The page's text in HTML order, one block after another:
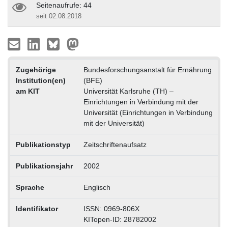
Seitenaufrufe: 44
seit 02.08.2018
Zugehörige
Institution(en)
am KIT
Bundesforschungsanstalt für Ernährung
(BFE)
Universität Karlsruhe (TH) –
Einrichtungen in Verbindung mit der
Universität (Einrichtungen in Verbindung
mit der Universität)
Publikationstyp Zeitschriftenaufsatz
Publikationsjahr 2002
Sprache Englisch
Identifikator
ISSN: 0969-806X
KITopen-ID: 28782002